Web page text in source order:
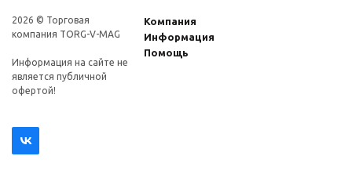
2026 © Торговая
компания TORG-V-MAG
Информация на сайте не
является публичной
офертой!
Компания
Информация
Помощь